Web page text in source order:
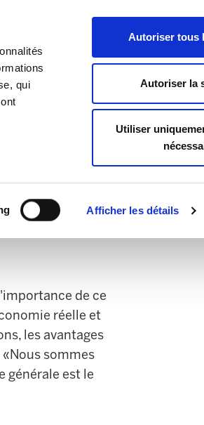
qui
Afficher les détails
Autoriser tous
Autoriser la
Utiliser
CNT, ainsi que
pour le
de ce
réelle et
les avantages
«Nous sommes
générale est le